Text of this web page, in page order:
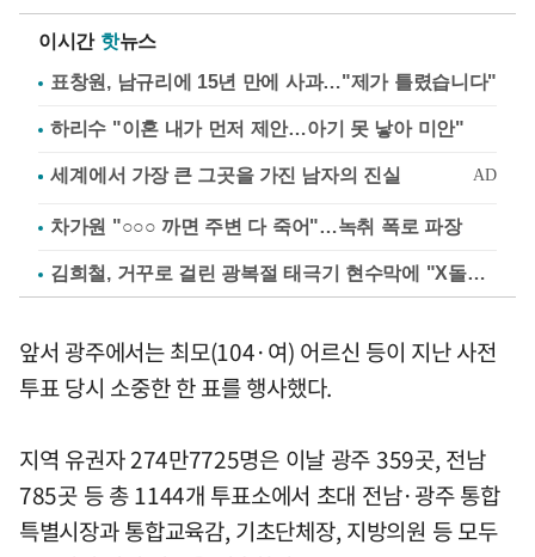
이시간 핫뉴스
표창원, 남규리에 15년 만에 사과…"제가 틀렸습니다"
하리수 "이혼 내가 먼저 제안…아기 못 낳아 미안"
차가원 "○○○ 까면 주변 다 죽어"…녹취 폭로 파장
김희철, 거꾸로 걸린 광복절 태극기 현수막에 "X돌았네"
앞서 광주에서는 최모(104·여) 어르신 등이 지난 사전
투표 당시 소중한 한 표를 행사했다.
지역 유권자 274만7725명은 이날 광주 359곳, 전남
785곳 등 총 1144개 투표소에서 초대 전남·광주 통합
특별시장과 통합교육감, 기초단체장, 지방의원 등 모두